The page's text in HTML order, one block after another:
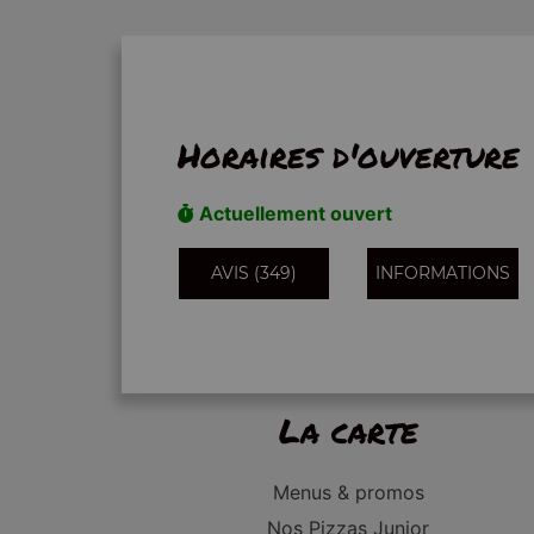
Horaires d'ouverture
Actuellement ouvert
AVIS (349) INFORMATIONS
La carte
Menus & promos
Nos Pizzas Junior